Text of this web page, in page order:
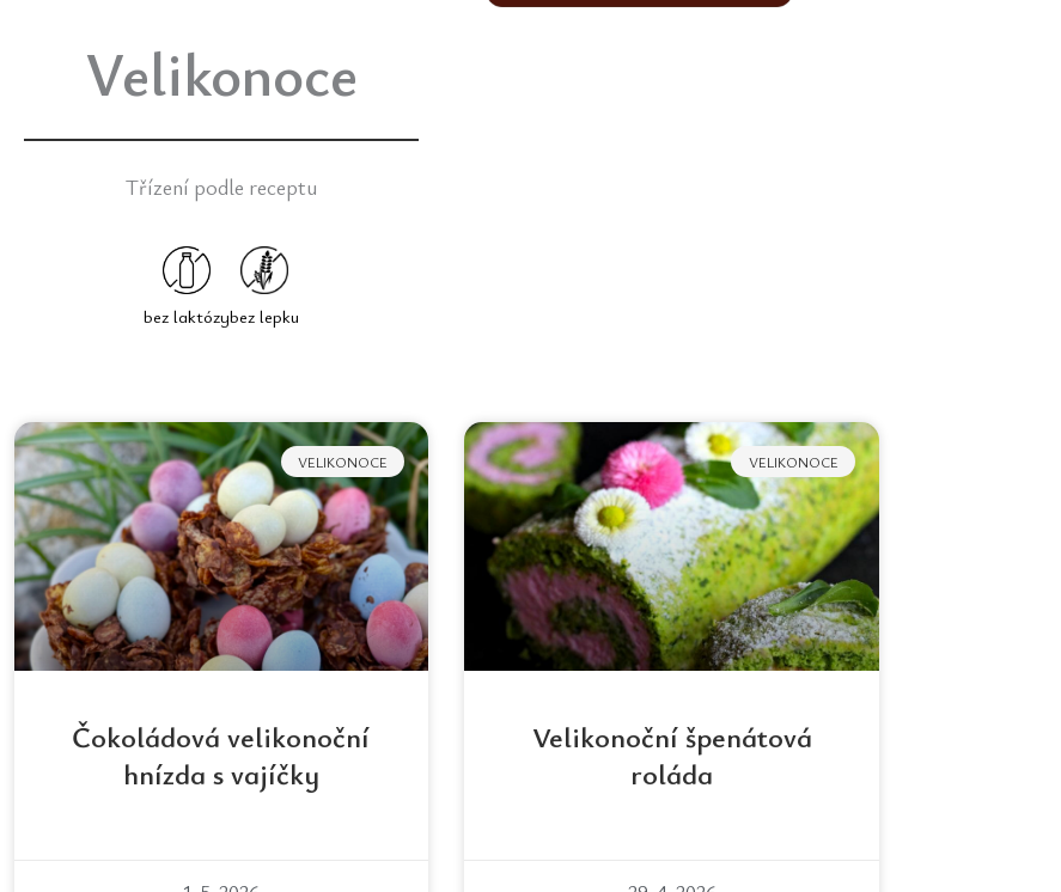
Velikonoce
Třízení podle receptu
bez laktózybez lepku
VELIKONOCE
Čokoládová velikonoční
hnízda s vajíčky
VELIKONOCE
Velikonoční špenátová
roláda